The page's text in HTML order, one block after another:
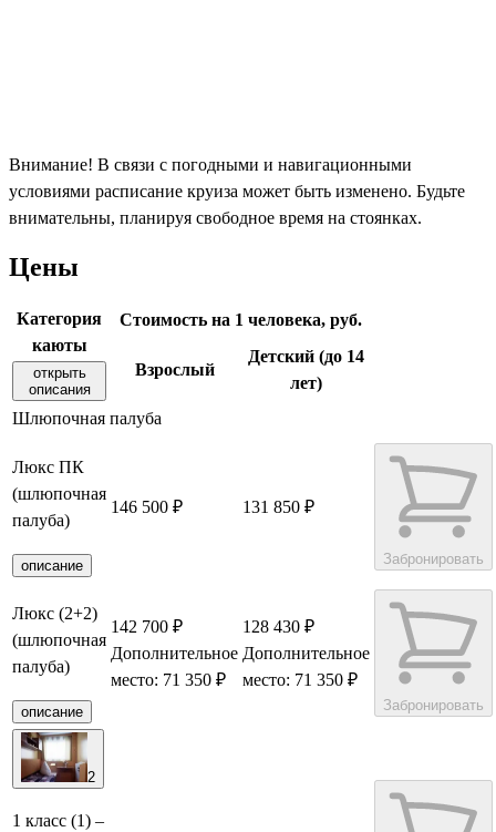
Внимание! В связи с погодными и навигационными
условиями расписание круиза может быть изменено. Будьте
внимательны, планируя свободное время на стоянках.
Цены
Категория
каюты
открыть
описания
Стоимость на 1 человека, руб.
Взрослый
Детский (до 14
лет)
Шлюпочная палуба
Люкс ПК
(шлюпочная
палуба)
описание
146 500 ₽ 131 850 ₽
Забронировать
Люкс (2+2)
(шлюпочная
палуба)
описание
142 700 ₽
Дополнительное
место: 71 350 ₽
128 430 ₽
Дополнительное
место: 71 350 ₽
Забронировать
2
1 класс (1) –